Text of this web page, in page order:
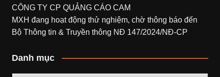
CÔNG TY CP QUẢNG CÁO CAM
MXH đang hoạt động thử nghiệm, chờ thông báo đến
Bộ Thông tin & Truyền thông NĐ 147/2024/NĐ-CP
Danh mục